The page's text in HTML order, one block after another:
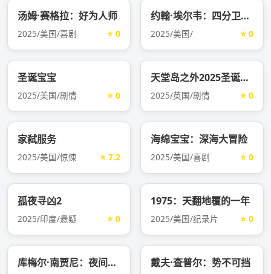
汤姆·赛格拉：好为人师
2025/美国/喜剧 ⭐ 0
约翰·埃尔韦：四分卫逆袭传奇
2025/美国/ ⭐ 0
圣诞宝宝
2025/美国/剧情 ⭐ 0
天堂岛之外2025圣诞特别集
2025/英国/剧情 ⭐ 0
家弑服务
2025/美国/惊悚 ⭐ 7.2
海绵宝宝：深海大冒险
2025/美国/喜剧 ⭐ 0
孤夜寻凶2
2025/印度/悬疑 ⭐ 0
1975：天翻地覆的一年
2025/美国/纪录片 ⭐ 0
库梅尔·南贾尼：夜间思绪 戴夫·查普尔：势不可挡